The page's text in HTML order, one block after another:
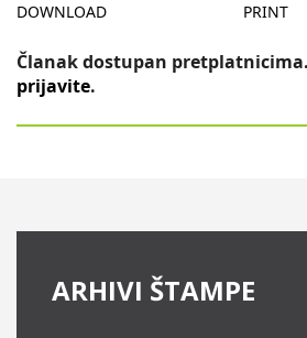
DOWNLOAD PRINT
Članak dostupan
prijavite.
ARHIVI ŠTAMPE